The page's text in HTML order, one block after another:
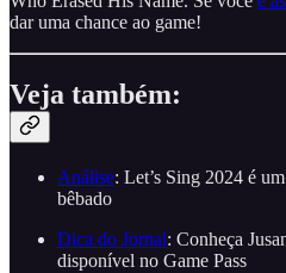
dar uma chance ao game!
Veja também:
Análise: Let’s Sing 2024 é
bêbado
Dica do Jornal: Conheça
disponível no Game Pass